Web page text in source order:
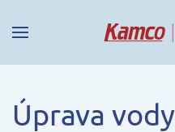
Úprava vody